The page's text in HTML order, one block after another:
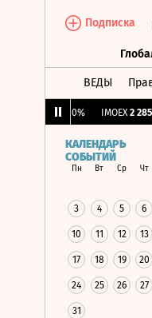
Подписка
ВЕДЫ
0% IMOEX 2
КАЛЕНДАРЬ
СОБЫТИЙ
Пн Вт Ср Чт
3 4 5 6
10 11 12 13
17 18 19 20
24 25 26 27
31